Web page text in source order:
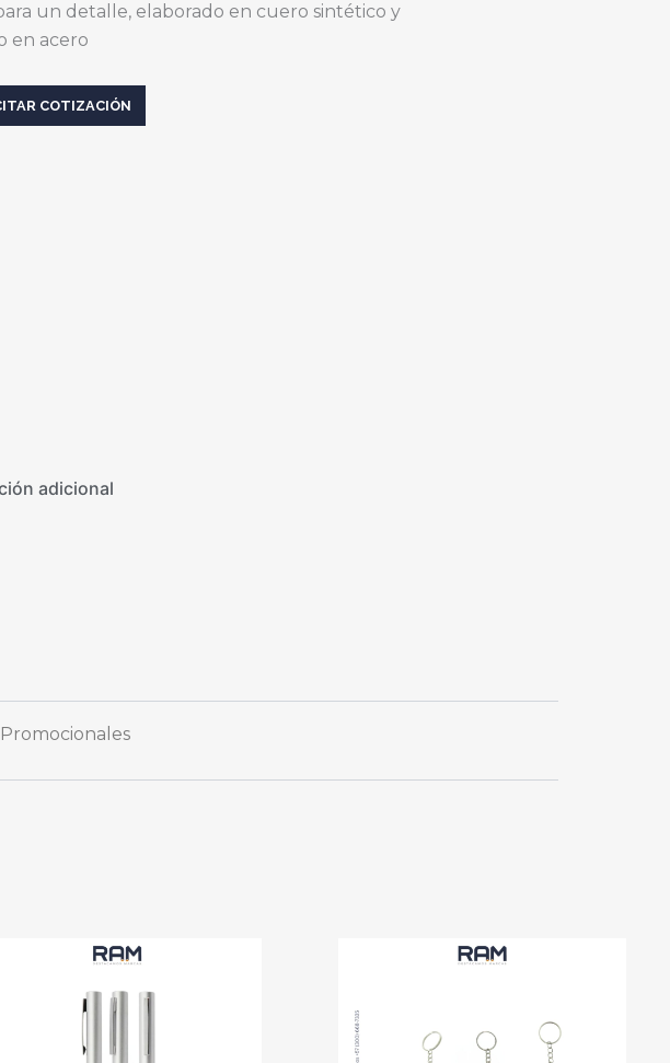
un detalle, elaborado en cuero sintético y
en acero
COTIZACIÓN
adicional
Promocionales